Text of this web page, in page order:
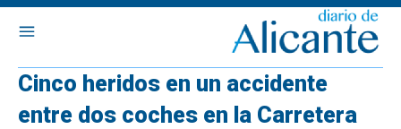
Cinco heridos en un accidente
entre dos coches en la Carretera